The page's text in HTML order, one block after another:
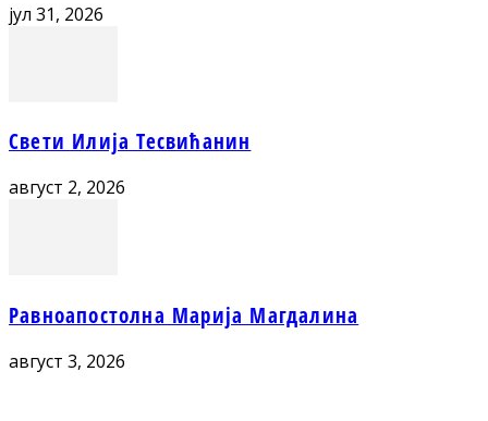
јул 31, 2026
Свети Илија Тесвићанин
август 2, 2026
Равноапостолна Марија Магдалина
август 3, 2026